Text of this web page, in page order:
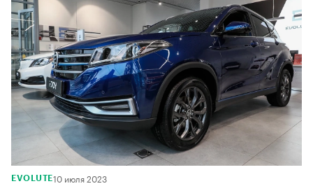
EVOLUTE10 июля 2023